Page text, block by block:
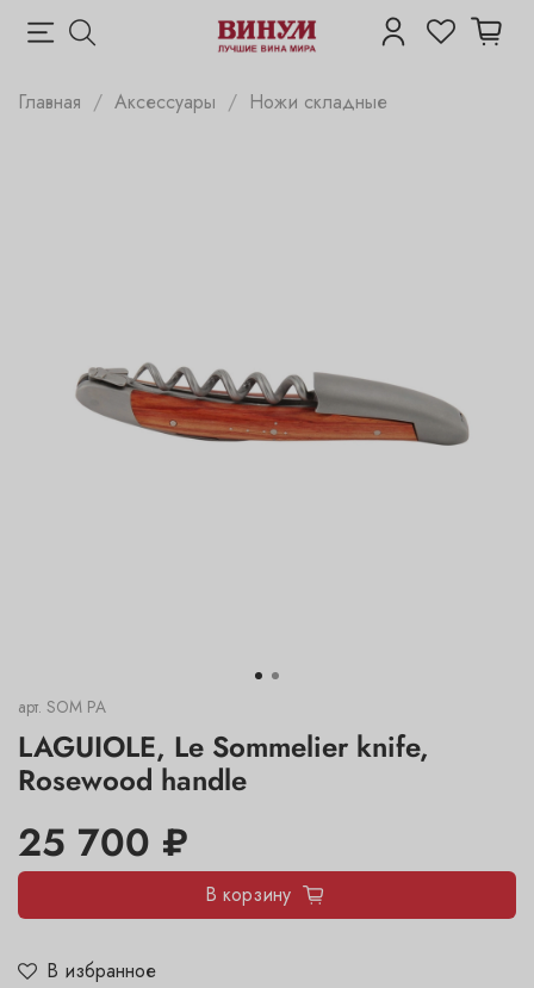
Главная Аксессуары Ножи складные
арт. SOM PA
LAGUIOLE, Le Sommelier knife,
Rosewood handle
В избранное
25 700 ₽
В корзину